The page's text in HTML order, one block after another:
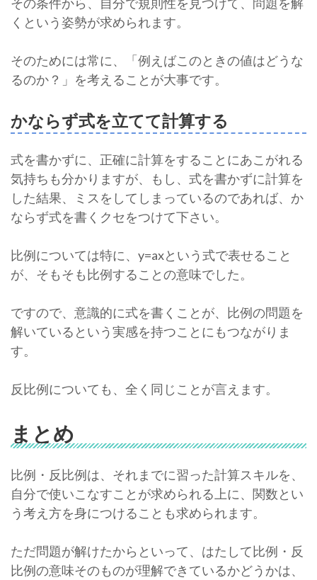
くという姿勢が求められます。
そのためには常に、「例えばこのときの値はどうな
るのか？」を考えることが大事です。
かならず式を立てて計算する
式を書かずに、正確に計算をすることにあこがれる
気持ちも分かりますが、もし、式を書かずに計算を
した結果、ミスをしてしまっているのであれば、か
ならず式を書くクセをつけて下さい。
比例については特に、y=axという式で表せること
が、そもそも比例することの意味でした。
ですので、意識的に式を書くことが、比例の問題を
解いているという実感を持つことにもつながりま
す。
反比例についても、全く同じことが言えます。
まとめ
比例・反比例は、それまでに習った計算スキルを、
自分で使いこなすことが求められる上に、関数とい
う考え方を身につけることも求められます。
ただ問題が解けたからといって、はたして比例・反
比例の意味そのものが理解できているかどうかは、